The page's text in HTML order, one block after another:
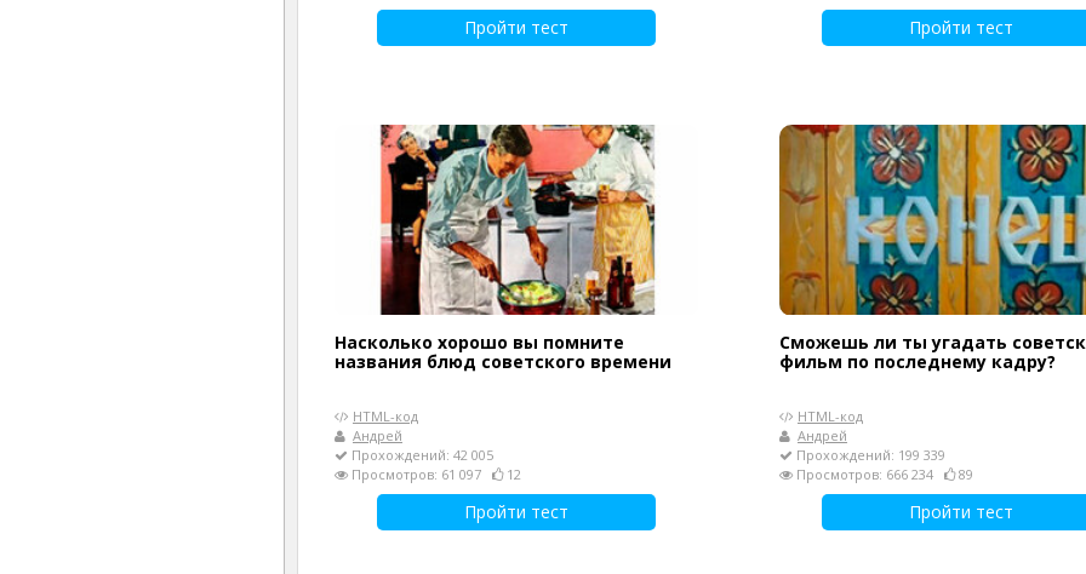
Пройти тест Пройти тест
Насколько хорошо вы помните
названия блюд советского времени
HTML-код
Андрей
Прохождений: 42 005
Просмотров: 61 097
12
Пройти тест
Сможешь ли ты угадать
фильм по последнему кадру?
HTML-код
Андрей
Прохождений: 199 339
Просмотров: 666 234
89
Пройти тест